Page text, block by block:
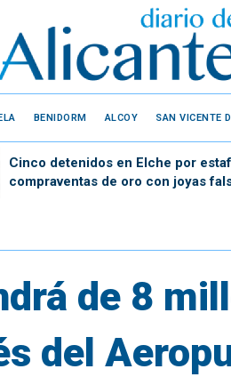
BENIDORM ALCOY SAN VICENTE
Cinco detenidos en Elche por
compraventas de oro con joyas
de 8
del